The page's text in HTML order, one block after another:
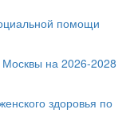
помощи
на 2026-2028
здоровья по